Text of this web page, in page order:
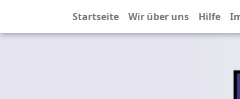
Startseite Wir über uns Hilfe